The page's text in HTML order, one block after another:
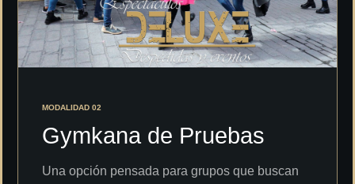
MODALIDAD 02
Gymkana de Pruebas
Una opción pensada para grupos que buscan